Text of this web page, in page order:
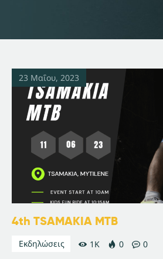
23 Μαΐου, 2023
4th TSAMAKIA MTB
Εκδηλώσεις 1K 0 0